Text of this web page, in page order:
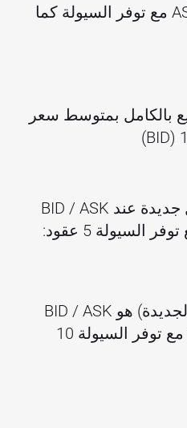
ASK 12400.0 / 12401.0 مع توفر السيولة كما
بالكامل بمتوسط سعر
يبدأ DE30 جلسة تداول جديدة عند BID / ASK
السعر التالي (العلامة الجديدة) هو BID / ASK
12399.00 / 12400.00 مع توفر السيولة 10